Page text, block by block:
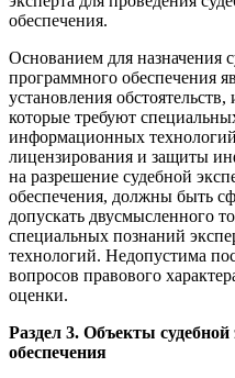
обеспечения.
Основанием для назначения
программного обеспечения
установления
которые требуют
информационных
лицензирования и защиты
на разрешение судебной
обеспечения, должны быть
допускать двусмысленного
специальных познаний
технологий. Недопустима
вопросов правового
оценки.
Раздел 3. Объекты
обеспечения